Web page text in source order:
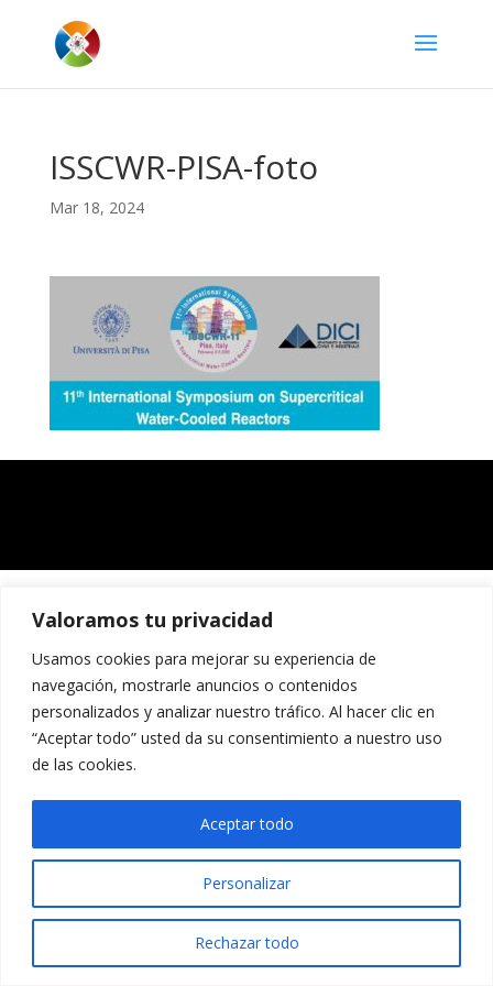
Valoramos tu privacidad
Usamos cookies para mejorar su experiencia de
navegación, mostrarle anuncios o contenidos
personalizados y analizar nuestro tráfico. Al hacer clic en
“Aceptar todo” usted da su consentimiento a nuestro uso
de las cookies.
Personalizar
Rechazar todo
Aceptar todo
ISSCWR-PISA-foto
Mar 18, 2024